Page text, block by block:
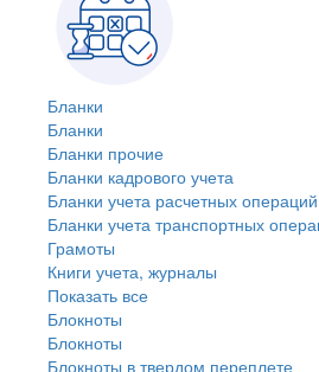
Бланки
Бланки
Бланки прочие
Бланки кадрового учета
Бланки учета расчетных операций
Бланки учета транспортных
Грамоты
Книги учета, журналы
Показать все
Блокноты
Блокноты
Блокноты в твердом переплете